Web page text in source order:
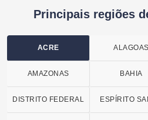
Principais regiões
ACRE ALAGOAS
AMAZONAS BAHIA
DISTRITO FEDERAL ESPÍRITO